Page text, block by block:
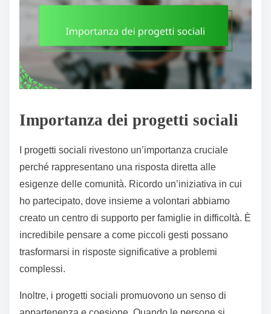
Importanza dei progetti sociali
I progetti sociali rivestono un’importanza cruciale
perché rappresentano una risposta diretta alle
esigenze delle comunità. Ricordo un’iniziativa in cui
ho partecipato, dove insieme a volontari abbiamo
creato un centro di supporto per famiglie in difficoltà. È
incredibile pensare a come piccoli gesti possano
trasformarsi in risposte significative a problemi
complessi.
Inoltre, i progetti sociali promuovono un senso di